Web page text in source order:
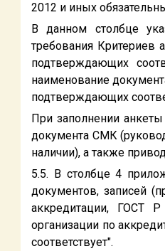
2012 и иных
В данном столбце
требования
подтверждающих
наименование
подтверждающих
При заполнении
документа СМК
наличии), а также
5.5. В столбце 4
документов, записей
аккредитации, ГОСТ
организации по
соответствует".